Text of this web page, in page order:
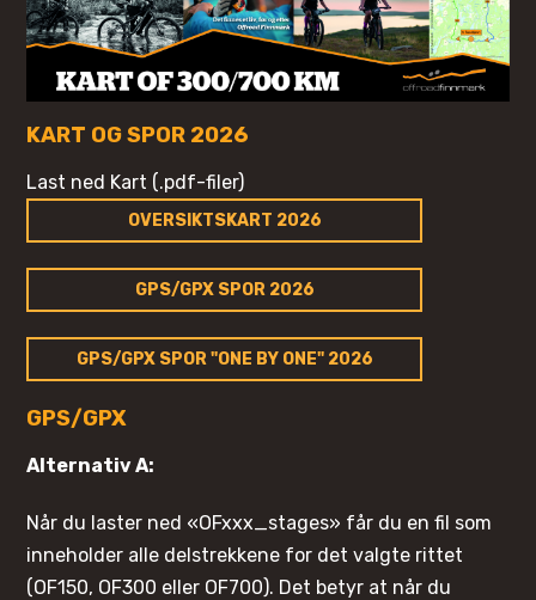
KART OG SPOR 2026
Last ned Kart (.pdf-filer)
OVERSIKTSKART 2026
GPS/GPX SPOR 2026
GPS/GPX SPOR "ONE BY ONE" 2026
GPS/GPX
Alternativ A:
Når du laster ned «OFxxx_stages» får du en fil som
inneholder alle delstrekkene for det valgte rittet
(OF150, OF300 eller OF700). Det betyr at når du